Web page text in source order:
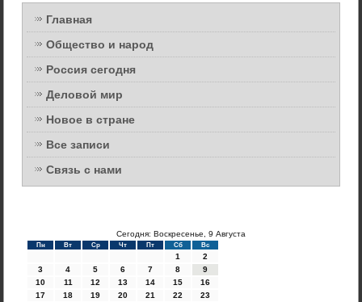
Главная
Общество и народ
Россия сегодня
Деловой мир
Новое в стране
Все записи
Связь с нами
Сегодня: Воскресенье, 9 Августа
Пн Вт Ср Чт Пт Сб Вс
1
2
3
4 5 6 7 8
9
10
11 12 13 14 15
16
17
18 19 20 21 22
23